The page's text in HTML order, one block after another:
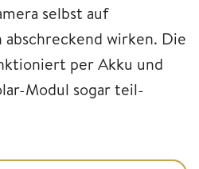
selbst auf
abschreckend wirken. Die
per Akku und
Modul sogar teil-